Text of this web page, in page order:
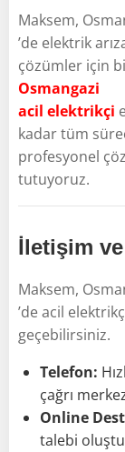
Maksem,
’de elektrik
çözümler için
Osmangazi
acil elektrikçi
kadar tüm
profesyonel
tutuyoruz.
İletişim
Maksem,
’de acil
geçebilirsiniz.
Telefon:
çağrı
Online
talebi